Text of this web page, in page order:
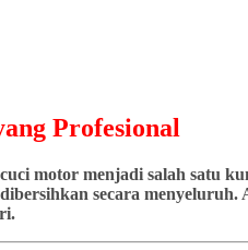
Profesional
motor menjadi salah
secara